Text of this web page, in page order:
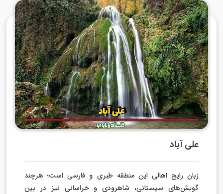
علی آباد
زبان رایج اهالی این منطقه طبری و فارسی است؛ هرچند
گویش‌های سیستانی، شاهرودی و خراسانی نیز در بین